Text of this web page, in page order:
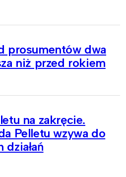
prosumentów dwa
niż przed rokiem
na zakręcie.
Pelletu wzywa do